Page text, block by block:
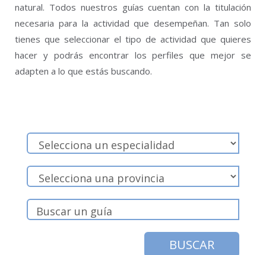
natural. Todos nuestros guías cuentan con la titulación
necesaria para la actividad que desempeñan. Tan solo
tienes que seleccionar el tipo de actividad que quieres
hacer y podrás encontrar los perfiles que mejor se
adapten a lo que estás buscando.
BUSCAR